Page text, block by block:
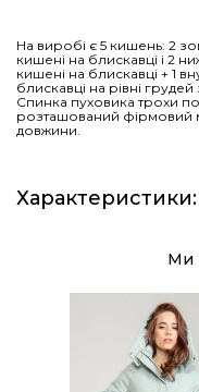
На виробі є 5 кишень: 2
кишені на блискавці і 2
кишені на блискавці + 1
блискавці на рівні
Спинка пуховика трохи
розташований фірмовий
довжини.
Характеристики:
Ми